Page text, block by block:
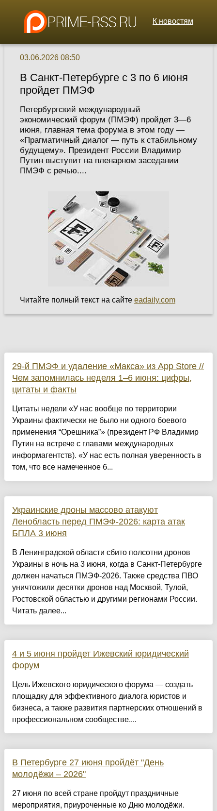
К новостям
03.06.2026 08:50
В Санкт-Петербурге с 3 по 6 июня
пройдет ПМЭФ
Петербургский международный
экономический форум (ПМЭФ) пройдет 3—6
июня, главная тема форума в этом году —
«Прагматичный диалог — путь к стабильному
будущему». Президент России Владимир
Путин выступит на пленарном заседании
ПМЭФ с речью....
Читайте полный текст на сайте eadaily.com
29-й ПМЭФ и удаление «Макса» из App Store //
Чем запомнилась неделя 1–6 июня: цифры,
цитаты и факты
Цитаты недели «У нас вообще по территории
Украины фактически не было ни одного боевого
применения “Орешника”» (президент РФ Владимир
Путин на встрече с главами международных
информагентств). «У нас есть полная уверенность в
том, что все намеченное б...
Украинские дроны массово атакуют
Ленобласть перед ПМЭФ-2026: карта атак
БПЛА 3 июня
В Ленинградской области сбито полсотни дронов
Украины в ночь на 3 июня, когда в Санкт-Петербурге
должен начаться ПМЭФ-2026. Также средства ПВО
уничтожили десятки дронов над Москвой, Тулой,
Ростовской областью и другими регионами России.
Читать далее...
4 и 5 июня пройдет Ижевский юридический
форум
Цель Ижевского юридического форума — создать
площадку для эффективного диалога юристов и
бизнеса, а также развития партнерских отношений в
профессиональном сообществе....
В Петербурге 27 июня пройдёт "День
молодёжи – 2026"
27 июня по всей стране пройдут праздничные
мероприятия, приуроченные ко Дню молодёжи.